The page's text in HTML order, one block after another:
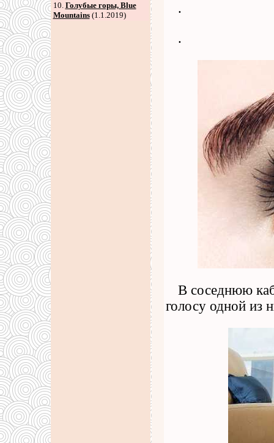
10. Голубые горы, Blue
Mountains(1.1.2019)
.
.
В соседнюю
голосу одной из